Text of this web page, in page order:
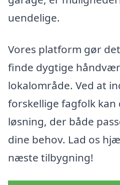
uendelige.
Vores platform gør
finde dygtige
lokalområde. Ved at
forskellige fagfolk kan
løsning, der både
dine behov. Lad os
næste tilbygning!